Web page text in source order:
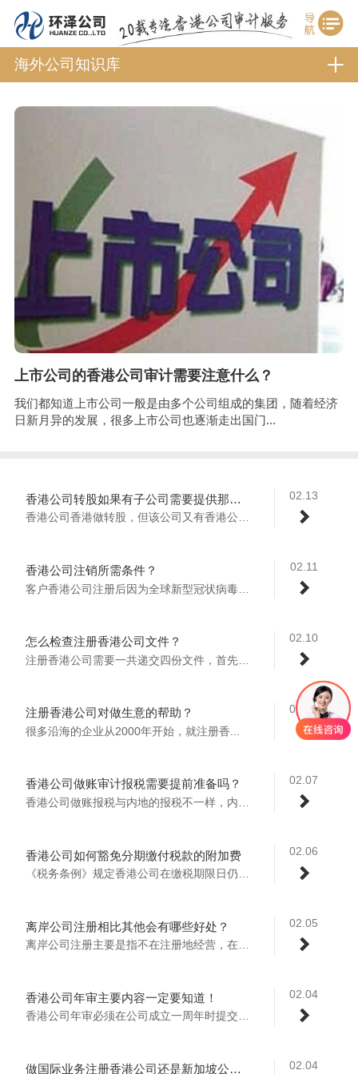
海外公司知识库
上市公司的香港公司审计需要注意什么？
我们都知道上市公司一般是由多个公司组成的集团，随着经济
日新月异的发展，很多上市公司也逐渐走出国门...
02.13
香港公司转股如果有子公司需要提供那些文件？
香港公司香港做转股，但该公司又有香港公司...
02.11
香港公司注销所需条件？
客户香港公司注册后因为全球新型冠状病毒影...
02.10
怎么检查注册香港公司文件？
注册香港公司需要一共递交四份文件，首先要...
02.08
注册香港公司对做生意的帮助？
很多沿海的企业从2000年开始，就注册香...
02.07
香港公司做账审计报税需要提前准备吗？
02.06
香港公司如何豁免分期缴付税款的附加费
02.05
离岸公司注册相比其他会有哪些好处？
离岸公司注册主要是指不在注册地经营，在注...
02.04
香港公司年审主要内容一定要知道！
香港公司年审必须在公司成立一周年时提交年...
02.04
做国际业务注册香港公司还是新加坡公司更好？